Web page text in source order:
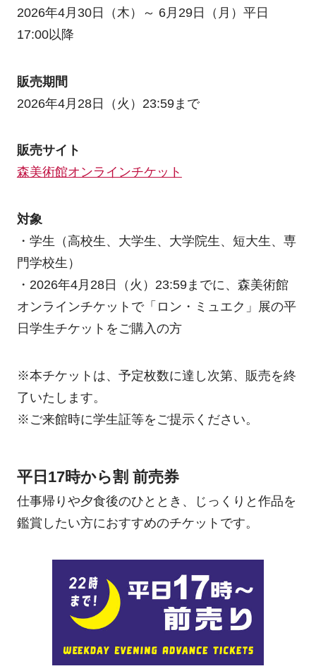
2026年4月30日（木）～ 6月29日（月）平日
17:00以降
販売期間
2026年4月28日（火）23:59まで
販売サイト
森美術館オンラインチケット
対象
・学生（高校生、大学生、大学院生、短大生、専
門学校生）
・2026年4月28日（火）23:59までに、森美術館
オンラインチケットで「ロン・ミュエク」展の平
日学生チケットをご購入の方
※本チケットは、予定枚数に達し次第、販売を終
了いたします。
※ご来館時に学生証等をご提示ください。
平日17時から割 前売券
仕事帰りや夕食後のひととき、じっくりと作品を
鑑賞したい方におすすめのチケットです。